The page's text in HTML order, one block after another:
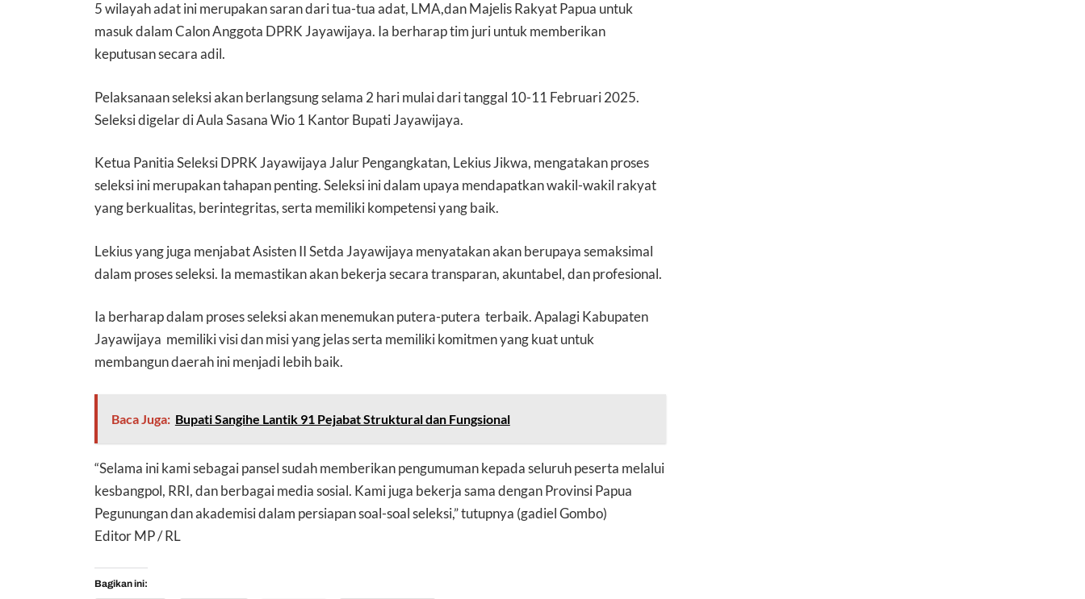
5 wilayah adat ini merupakan saran dari tua-tua adat, LMA,dan Majelis Rakyat Papua untuk
masuk dalam Calon Anggota DPRK Jayawijaya. Ia berharap tim juri untuk memberikan
keputusan secara adil.
Pelaksanaan seleksi akan berlangsung selama 2 hari mulai dari tanggal 10-11 Februari 2025.
Seleksi digelar di Aula Sasana Wio 1 Kantor Bupati Jayawijaya.
Ketua Panitia Seleksi DPRK Jayawijaya Jalur Pengangkatan, Lekius Jikwa, mengatakan proses
seleksi ini merupakan tahapan penting. Seleksi ini dalam upaya mendapatkan wakil-wakil rakyat
yang berkualitas, berintegritas, serta memiliki kompetensi yang baik.
Lekius yang juga menjabat Asisten II Setda Jayawijaya menyatakan akan berupaya semaksimal
dalam proses seleksi. Ia memastikan akan bekerja secara transparan, akuntabel, dan profesional.
Ia berharap dalam proses seleksi akan menemukan putera-putera terbaik. Apalagi Kabupaten
Jayawijaya memiliki visi dan misi yang jelas serta memiliki komitmen yang kuat untuk
membangun daerah ini menjadi lebih baik.
Baca Juga: Bupati Sangihe Lantik 91 Pejabat Struktural dan Fungsional
“Selama ini kami sebagai pansel sudah memberikan pengumuman kepada seluruh peserta melalui
kesbangpol, RRI, dan berbagai media sosial. Kami juga bekerja sama dengan Provinsi Papua
Pegunungan dan akademisi dalam persiapan soal-soal seleksi,” tutupnya (gadiel Gombo)
Editor MP / RL
Bagikan ini: